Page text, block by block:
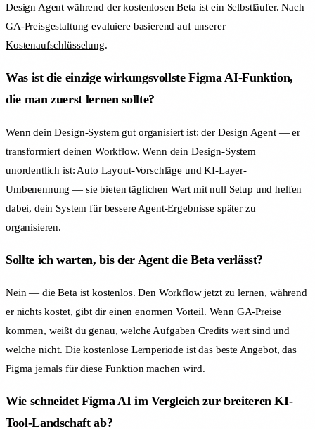
Design Agent während der kostenlosen Beta ist ein Selbstläufer. Nach
GA-Preisgestaltung evaluiere basierend auf unserer
Kostenaufschlüsselung.
Was ist die einzige wirkungsvollste Figma AI-Funktion,
die man zuerst lernen sollte?
Wenn dein Design-System gut organisiert ist: der Design Agent — er
transformiert deinen Workflow. Wenn dein Design-System
unordentlich ist: Auto Layout-Vorschläge und KI-Layer-
Umbenennung — sie bieten täglichen Wert mit null Setup und helfen
dabei, dein System für bessere Agent-Ergebnisse später zu
organisieren.
Sollte ich warten, bis der Agent die Beta verlässt?
Nein — die Beta ist kostenlos. Den Workflow jetzt zu lernen, während
er nichts kostet, gibt dir einen enormen Vorteil. Wenn GA-Preise
kommen, weißt du genau, welche Aufgaben Credits wert sind und
welche nicht. Die kostenlose Lernperiode ist das beste Angebot, das
Figma jemals für diese Funktion machen wird.
Wie schneidet Figma AI im Vergleich zur breiteren KI-
Tool-Landschaft ab?